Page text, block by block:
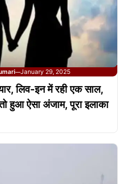
—January 29, 2025
लिव-इन में रही एक साल,
हुआ ऐसा अंजाम, पूरा इलाका